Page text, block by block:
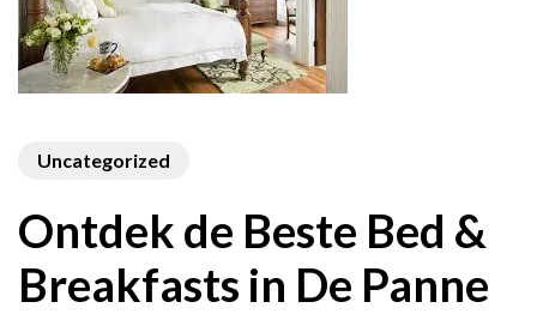
Uncategorized
Ontdek de Beste Bed &
Breakfasts in De Panne